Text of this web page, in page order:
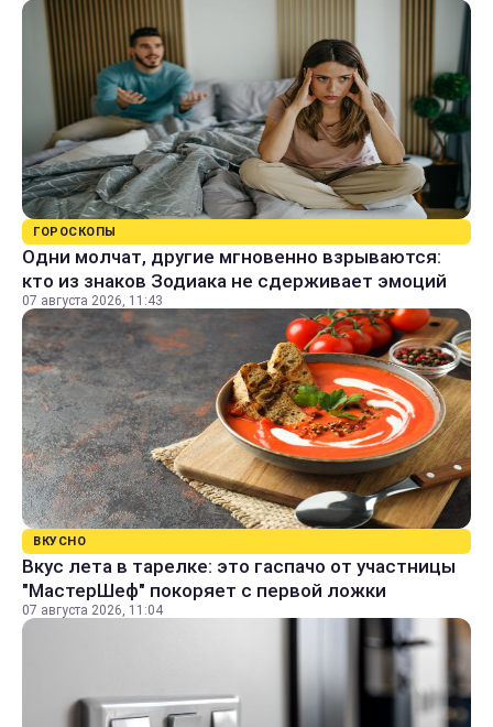
ГОРОСКОПЫ
Одни молчат, другие мгновенно взрываются:
кто из знаков Зодиака не сдерживает эмоций
07 августа 2026, 11:43
ВКУСНО
Вкус лета в тарелке: это гаспачо от участницы
"МастерШеф" покоряет с первой ложки
07 августа 2026, 11:04